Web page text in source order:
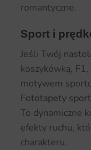
romantyczne.
Sport i
Jeśli Twój
koszykówką,
motywem
Fototapety
To dynamiczne
efekty ruchu,
charakteru.